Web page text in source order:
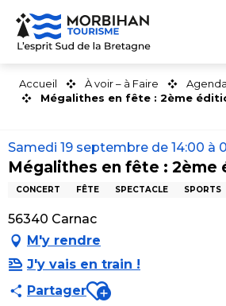
Aller
contenu
Accueil À voir – à Faire Agenda
Mégalithes en fête : 2ème
Samedi 19 septembre de 14:00 à
Mégalithes en fête : 2ème
CONCERT FÊTE SPECTACLE SPORTS
56340 Carnac
M'y rendre
J'y vais en train !
PartagerAjouter aux favoris